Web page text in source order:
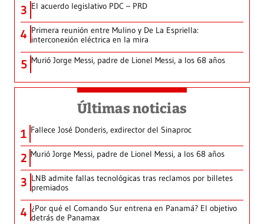
3 El acuerdo legislativo PDC – PRD
4 Primera reunión entre Mulino y De La Espriella:
interconexión eléctrica en la mira
5 Murió Jorge Messi, padre de Lionel Messi, a los 68 años
Últimas noticias
1 Fallece José Donderis, exdirector del Sinaproc
2 Murió Jorge Messi, padre de Lionel Messi, a los 68 años
3 LNB admite fallas tecnológicas tras reclamos por billetes
premiados
4 ¿Por qué el Comando Sur entrena en Panamá? El objetivo
detrás de Panamax